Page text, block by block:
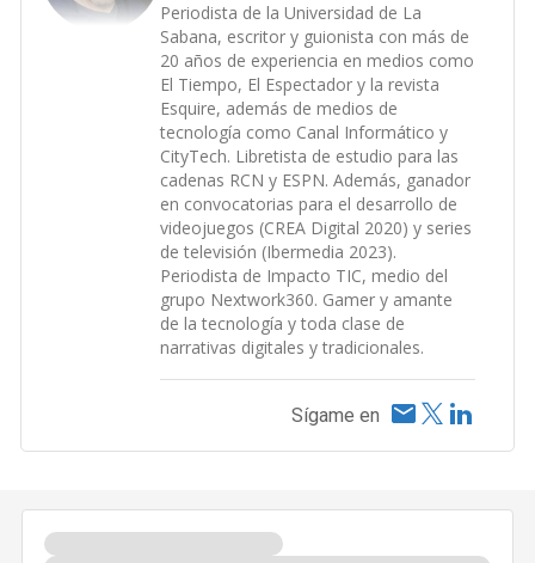
Periodista de la Universidad de La
Sabana, escritor y guionista con más de
20 años de experiencia en medios como
El Tiempo, El Espectador y la revista
Esquire, además de medios de
tecnología como Canal Informático y
CityTech. Libretista de estudio para las
cadenas RCN y ESPN. Además, ganador
en convocatorias para el desarrollo de
videojuegos (CREA Digital 2020) y series
de televisión (Ibermedia 2023).
Periodista de Impacto TIC, medio del
grupo Nextwork360. Gamer y amante
de la tecnología y toda clase de
narrativas digitales y tradicionales.
Sígame en